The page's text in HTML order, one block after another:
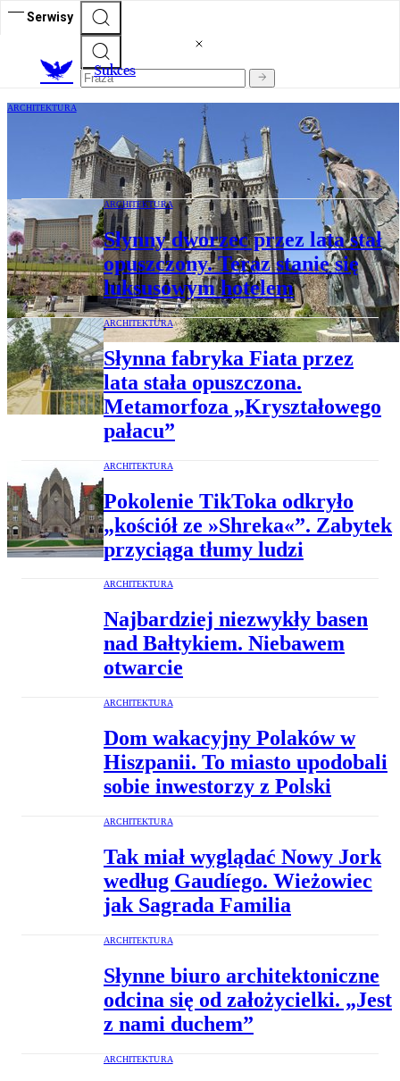
Serwisy
Sukces
ARCHITEKTURA
Nie tylko Sagrada Familia. Pałac biskupi
w Astordze również zachwyca
ARCHITEKTURA
Słynny dworzec przez lata stał
opuszczony. Teraz stanie się
luksusowym hotelem
ARCHITEKTURA
Słynna fabryka Fiata przez
lata stała opuszczona.
Metamorfoza „Kryształowego
pałacu”
ARCHITEKTURA
Pokolenie TikToka odkryło
„kościół ze »Shreka«”. Zabytek
przyciąga tłumy ludzi
ARCHITEKTURA
Najbardziej niezwykły basen
nad Bałtykiem. Niebawem
otwarcie
ARCHITEKTURA
Dom wakacyjny Polaków w
Hiszpanii. To miasto upodobali
sobie inwestorzy z Polski
ARCHITEKTURA
Tak miał wyglądać Nowy Jork
według Gaudíego. Wieżowiec
jak Sagrada Familia
ARCHITEKTURA
Słynne biuro architektoniczne
odcina się od założycielki. „Jest
z nami duchem”
ARCHITEKTURA